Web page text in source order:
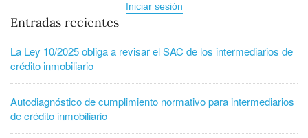
Iniciar sesión
Entradas recientes
La Ley 10/2025 obliga a revisar el SAC de los intermediarios de
crédito inmobiliario
Autodiagnóstico de cumplimiento normativo para intermediarios
de crédito inmobiliario